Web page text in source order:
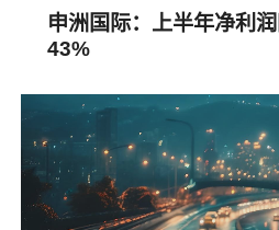
申洲国际：上半年净利
43%